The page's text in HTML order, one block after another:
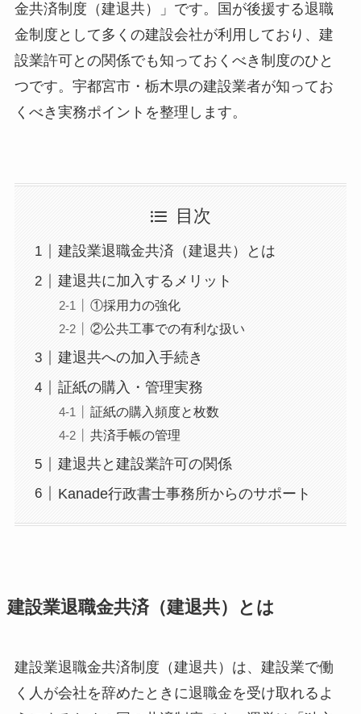
金共済制度（建退共）」です。国が後援する退職
金制度として多くの建設会社が利用しており、建
設業許可との関係でも知っておくべき制度のひと
つです。宇都宮市・栃木県の建設業者が知ってお
くべき実務ポイントを整理します。
目次
建設業退職金共済（建退共）とは
建退共に加入するメリット
①採用力の強化
②公共工事での有利な扱い
建退共への加入手続き
証紙の購入・管理実務
証紙の購入頻度と枚数
共済手帳の管理
建退共と建設業許可の関係
Kanade行政書士事務所からのサポート
建設業退職金共済（建退共）とは
建設業退職金共済制度（建退共）は、建設業で働
く人が会社を辞めたときに退職金を受け取れるよ